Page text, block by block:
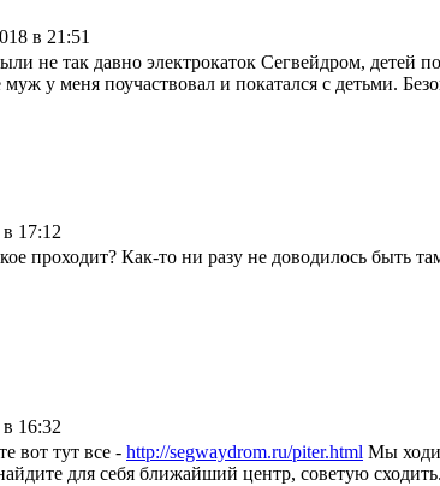
в 21:51
не так давно электрокаток Сегвейдром, детей
муж у меня поучаствовал и покатался с детьми.
17:12
проходит? Как-то ни разу не доводилось быть
16:32
вот тут все - http://segwaydrom.ru/piter.html Мы
для себя ближайший центр, советую сходить.